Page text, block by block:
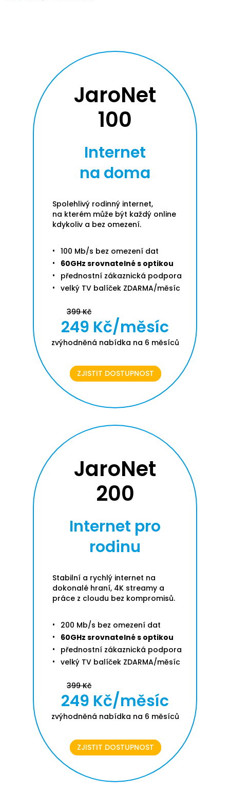
JaroNet
100
Internet
na doma
Spolehlivý rodinný internet,
na kterém může být každý online
kdykoliv a bez omezení.
100 Mb/s bez omezení dat
60GHz srovnatelné s optikou
přednostní zákaznická podpora
velký TV balíček ZDARMA/měsíc
399 Kč
249 Kč/měsíc
zvýhodněná nabídka na 6 měsíců
ZJISTIT DOSTUPNOST
JaroNet
200
Internet pro
rodinu
Stabilní a rychlý internet na
dokonalé hraní, 4K streamy a
práce z cloudu bez kompromisů.
200 Mb/s bez omezení dat
60GHz srovnatelné s optikou
přednostní zákaznická podpora
velký TV balíček ZDARMA/měsíc
399 Kč
249 Kč/měsíc
zvýhodněná nabídka na 6 měsíců
ZJISTIT DOSTUPNOST